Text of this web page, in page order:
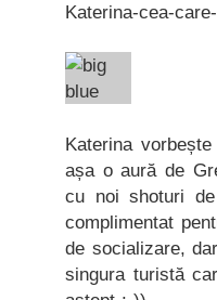
Katerina-cea-
Katerina
așa o aură de
cu noi shoturi
complimentat
de socializare,
singura turistă